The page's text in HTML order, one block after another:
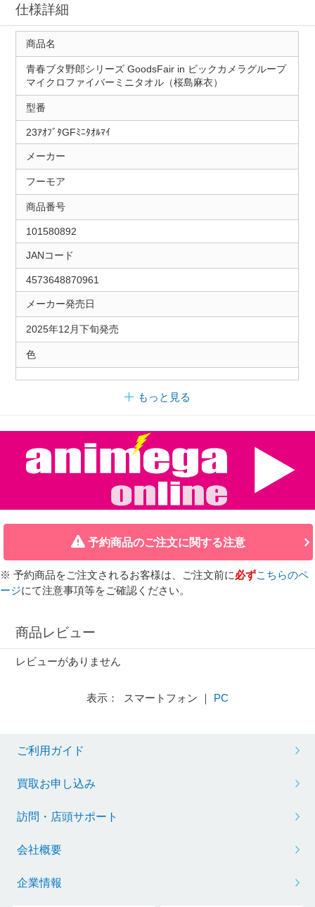
仕様詳細
商品名
青春ブタ野郎シリーズ GoodsFair in ビックカメラグループ
マイクロファイバーミニタオル（桜島麻衣）
型番
23ｱｵﾌﾞﾀGFﾐﾆﾀｵﾙﾏｲ
メーカー
フーモア
商品番号
101580892
JANコード
4573648870961
メーカー発売日
2025年12月下旬発売
色
もっと見る
予約商品のご注文に関する注意
※ 予約商品をご注文されるお客様は、ご注文前に必ずこちらのペ
ージにて注意事項等をご確認ください。
商品レビュー
レビューがありません
表示： スマートフォン ｜ PC
ご利用ガイド
買取お申し込み
訪問・店頭サポート
会社概要
企業情報